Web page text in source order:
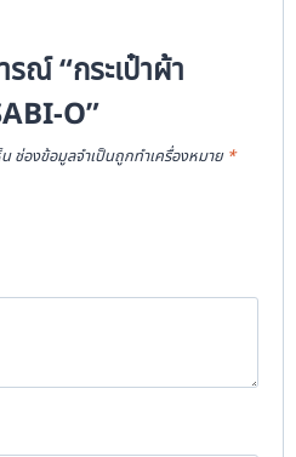
ณ์ “กระเป๋าผ้า
O”
ช่องข้อมูลจำเป็นถูกทำเครื่องหมาย *